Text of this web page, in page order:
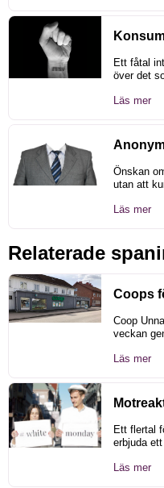
Ett fåtal
över det
Läs mer
Önskan
utan att
Läs mer
Relaterade
Coops
Coop
veckan
Läs mer
Ett flertal
erbjuda
Läs mer